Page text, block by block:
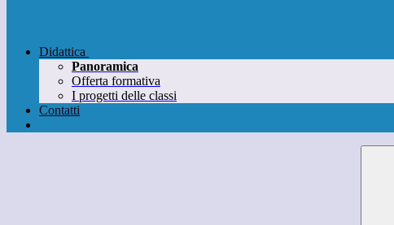
Didattica
Panoramica
Offerta formativa
I progetti delle classi
Contatti